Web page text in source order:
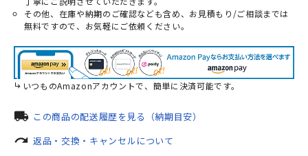
その他、在庫や納期のご確認なども含め、お見積もり/ご相談までは
無料ですので、お気軽にご依頼ください。
いつものAmazonアカウントで、簡単に決済可能です。
local_shipping この商品の配送履歴を見る（納期目安）
redo 返品・交換・キャンセルについて